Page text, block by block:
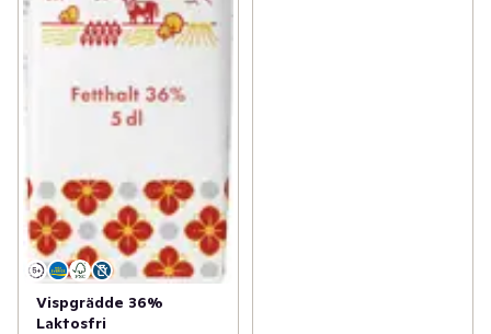
Vispgrädde 36%
Laktosfri